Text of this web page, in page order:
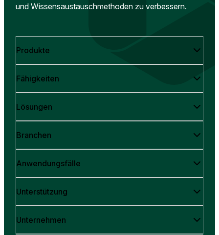
und Wissensaustauschmethoden zu verbessern.
Produkte
Fähigkeiten
Lösungen
Branchen
Anwendungsfälle
Unterstützung
Unternehmen